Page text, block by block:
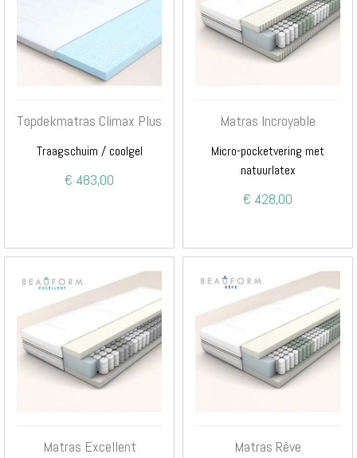
Topdekmatras Climax Plus
Traagschuim / coolgel
€ 483,00
Matras Incroyable
Micro-pocketvering met
natuurlatex
€ 428,00
Matras Excellent Matras Rêve